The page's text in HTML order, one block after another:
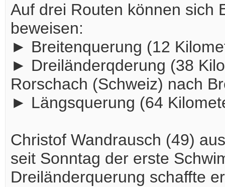
Auf drei Routen können sich
beweisen:
► Breitenquerung (12
► Dreiländerqderung (38
Rorschach (Schweiz) nach
► Längsquerung (64
Christof Wandrausch (49)
seit Sonntag der erste
Dreiländerquerung schaffte